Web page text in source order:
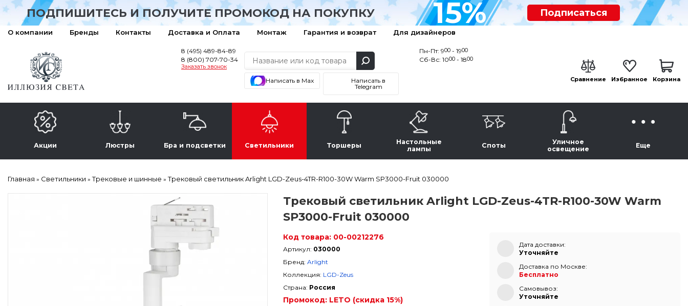
ПОДПИШИТЕСЬ И ПОЛУЧИТЕ ПРОМОКОД НА ПОКУПКУ 15% Подписаться
О компании Бренды Контакты Доставка и Оплата Монтаж Гарантия и возврат Для дизайнеров
8 (495) 489-84-89
8 (800) 707-70-34
Заказать звонок
Написать в Max
Написать в
Telegram
Пн-Пт: 900 - 1900
Сб-Вс: 1000 - 1800
Сравнение Избранное Корзина
Акции Люстры Бра и подсветки Светильники Торшеры
Настольные
лампы
Споты
Уличное
освещение
Еще
Главная » Светильники »Трековые и шинные »Трековый светильник Arlight LGD-Zeus-4TR-R100-30W Warm SP3000-Fruit 030000
Трековый светильник Arlight LGD-Zeus-4TR-R100-30W Warm
SP3000-Fruit 030000
Код товара: 00-00212276
Артикул: 030000
Бренд: Arlight
Коллекция: LGD-Zeus
Страна: Россия
Промокод: LETO (скидка 15%)
Дата доставки:
Уточняйте
Доставка по Москве:
Бесплатно
Самовывоз:
Уточняйте